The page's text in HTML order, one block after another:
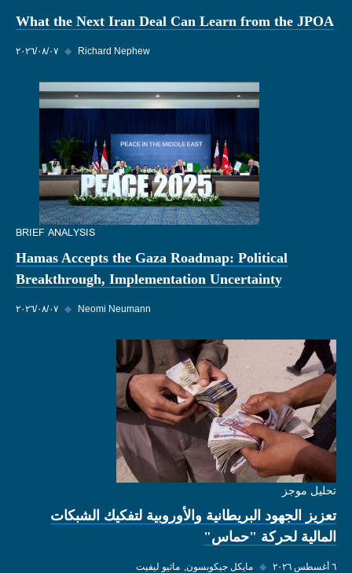
What the Next Iran Deal Can Learn from the JPOA
٠٧‏/٠٨‏/٢٠٢٦ ◆ Richard Nephew
BRIEF ANALYSIS
Hamas Accepts the Gaza Roadmap: Political
Breakthrough, Implementation Uncertainty
٠٧‏/٠٨‏/٢٠٢٦ ◆ Neomi Neumann
تحليل موجز
تعزيز الجهود البريطانية والأوروبية لتفكيك الشبكات
المالية لحركة "حماس"
٦ أغسطس ٢٠٢٦ ◆ مايكل جيكوبسون ماثيو ليفيت